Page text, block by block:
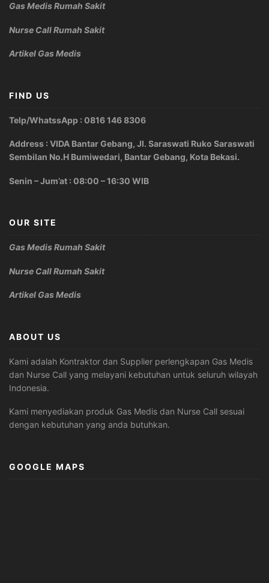
Gas Medis Rumah Sakit
Nurse Call Rumah Sakit
Artikel Gas Medis
FIND US
Telp/WhatssApp : 0816 146 8306
Address : VIDA Bantar Gebang, Jl. Saraswati Ruko Saraswati
Sembilan No.H Bumiwedari, Bantar Gebang, Kota Bekasi.
Senin – Jum’at : 08:00 – 16:30 WIB
OUR SITE
Gas Medis Rumah Sakit
Nurse Call Rumah Sakit
Artikel Gas Medis
ABOUT US
Kami adalah Kontraktor dan Supplier perlengkapan Gas Medis
dan Nurse Call yang melayani kebutuhan untuk seluruh wilayah
Indonesia.
Kami menyediakan produk Gas Medis dan Nurse Call sesuai
dengan kebutuhan yang anda butuhkan.
GOOGLE MAPS